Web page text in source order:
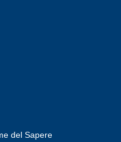
del Sapere